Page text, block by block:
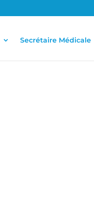
Secrétaire Médicale